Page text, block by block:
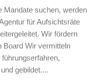
Mandate suchen, werden
für Aufsichtsräte
Wir fördern
Board Wir vermitteln
gebildet....